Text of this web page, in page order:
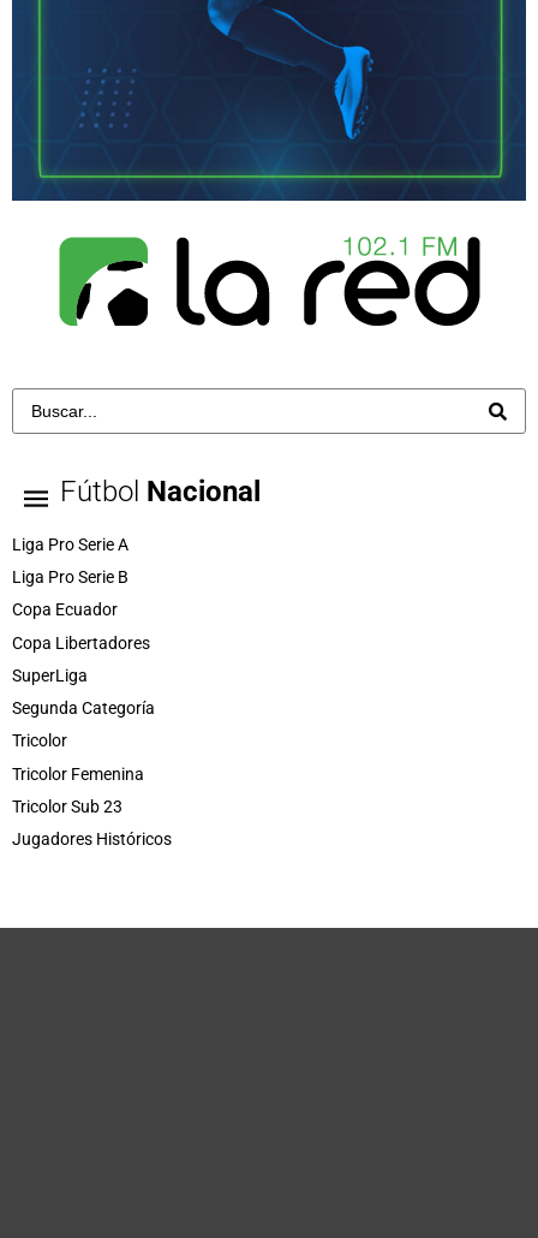
Fútbol Nacional
Liga Pro Serie A
Liga Pro Serie B
Copa Ecuador
Copa Libertadores
SuperLiga
Segunda Categoría
Tricolor
Tricolor Femenina
Tricolor Sub 23
Jugadores Históricos